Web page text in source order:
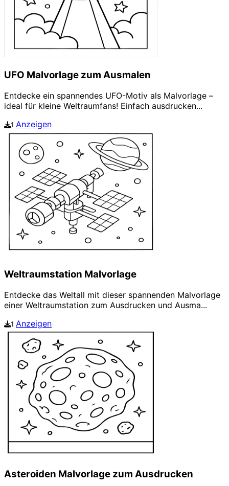
UFO Malvorlage zum Ausmalen
Entdecke ein spannendes UFO-Motiv als Malvorlage –
ideal für kleine Weltraumfans! Einfach ausdrucken...
1 Anzeigen
Weltraumstation Malvorlage
Entdecke das Weltall mit dieser spannenden Malvorlage
einer Weltraumstation zum Ausdrucken und Ausma...
1 Anzeigen
Asteroiden Malvorlage zum Ausdrucken